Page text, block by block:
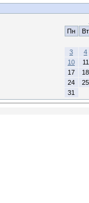
Пн
Вт
3
4
10
11
17
18
24
25
31